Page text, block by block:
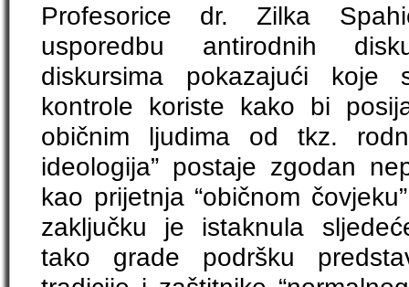
Profesorice dr. Zilka
usporedbu antirodnih
diskursima pokazajući koje
kontrole koriste kako bi
običnim ljudima od tkz.
ideologija” postaje zgodan
kao prijetnja “običnom
zaključku je istaknula
tako grade podršku